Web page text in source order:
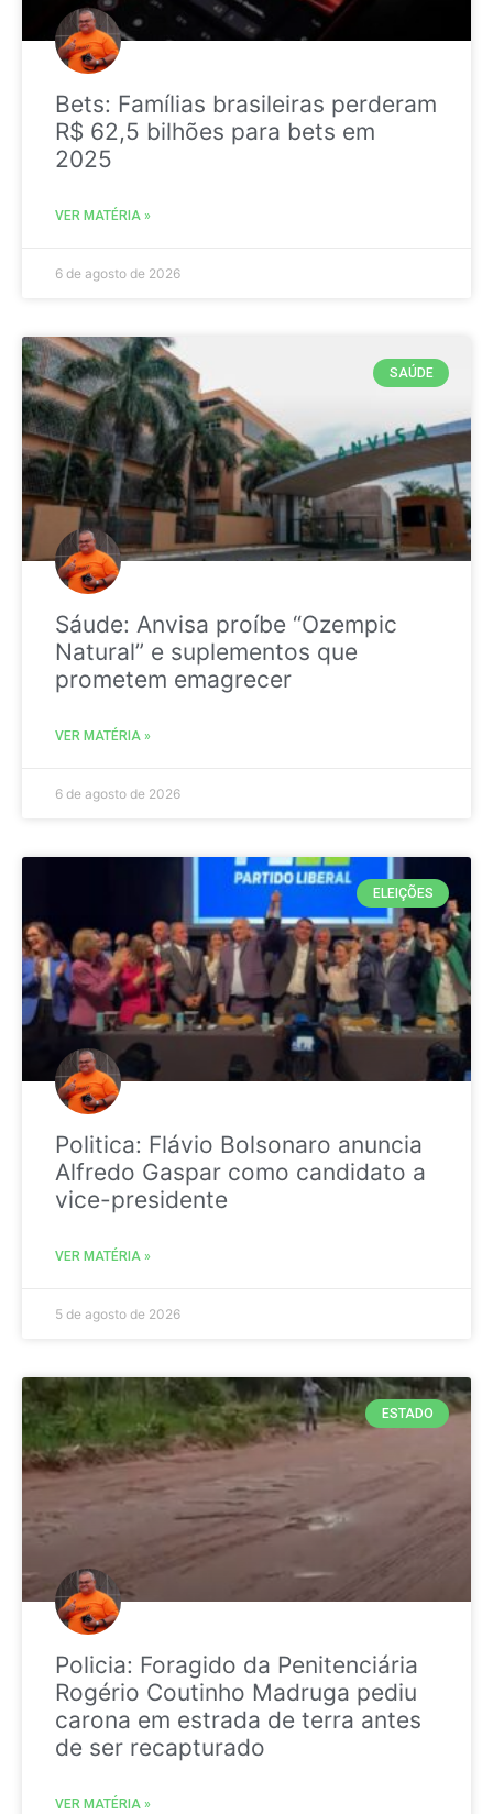
Bets: Famílias brasileiras perderam
R$ 62,5 bilhões para bets em
2025
VER MATÉRIA »
6 de agosto de 2026
SAÚDE
Sáude: Anvisa proíbe “Ozempic
Natural” e suplementos que
prometem emagrecer
VER MATÉRIA »
6 de agosto de 2026
ELEIÇÕES
Politica: Flávio Bolsonaro anuncia
Alfredo Gaspar como candidato a
vice-presidente
VER MATÉRIA »
5 de agosto de 2026
ESTADO
Policia: Foragido da Penitenciária
Rogério Coutinho Madruga pediu
carona em estrada de terra antes
de ser recapturado
VER MATÉRIA »